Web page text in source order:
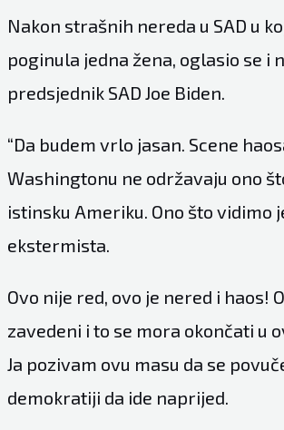
Nakon strašnih nereda u SAD u
poginula jedna žena, oglasio se i
predsjednik SAD Joe Biden.
“Da budem vrlo jasan. Scene
Washingtonu ne održavaju ono
istinsku Ameriku. Ono što vidimo
ekstermista.
Ovo nije red, ovo je nered i haos!
zavedeni i to se mora okončati u
Ja pozivam ovu masu da se
demokratiji da ide naprijed.